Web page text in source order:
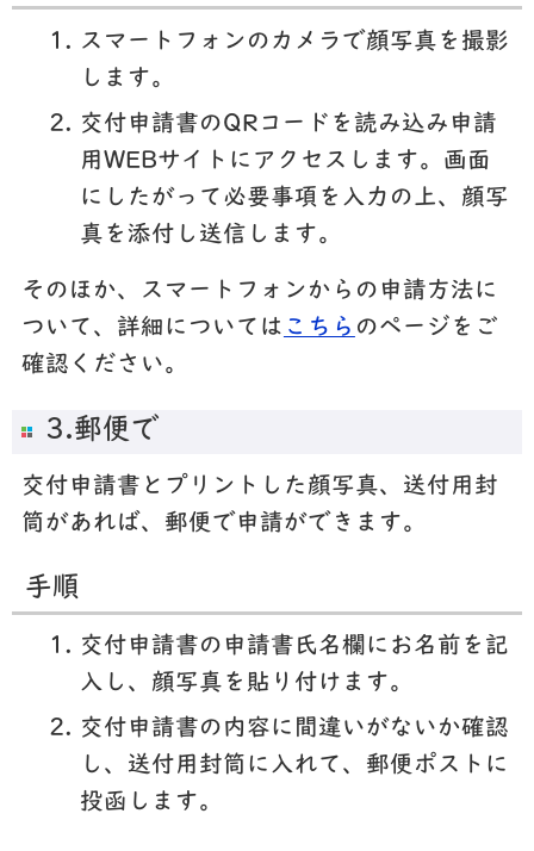
スマートフォンのカメラで顔写真を撮影
します。
交付申請書のQRコードを読み込み申請
用WEBサイトにアクセスします。画面
にしたがって必要事項を入力の上、顔写
真を添付し送信します。
そのほか、スマートフォンからの申請方法に
ついて、詳細については こちら のページをご
確認ください。
3.郵便で
交付申請書とプリントした顔写真、送付用封
筒があれば、郵便で申請ができます。
手順
交付申請書の申請書氏名欄にお名前を記
入し、顔写真を貼り付けます。
交付申請書の内容に間違いがないか確認
し、送付用封筒に入れて、郵便ポストに
投函します。